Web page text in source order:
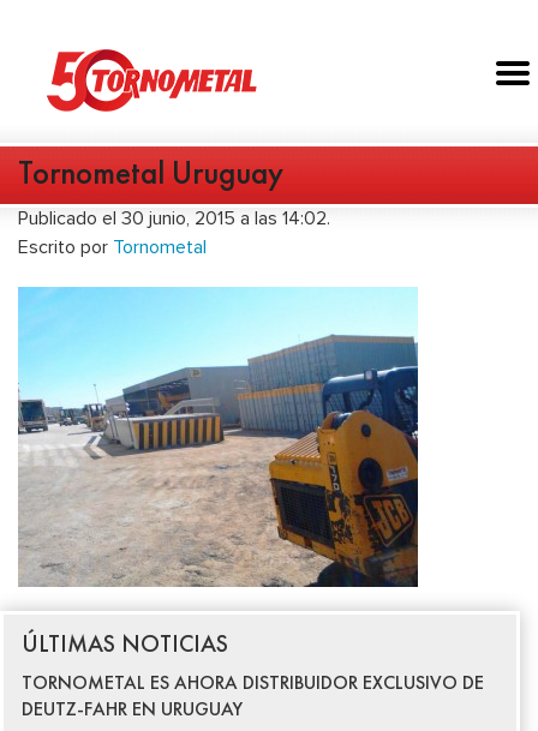
Tornometal Uruguay
Publicado el 30 junio, 2015 a las 14:02.
Escrito por Tornometal
ÚLTIMAS NOTICIAS
TORNOMETAL ES AHORA DISTRIBUIDOR EXCLUSIVO DE
DEUTZ-FAHR EN URUGUAY